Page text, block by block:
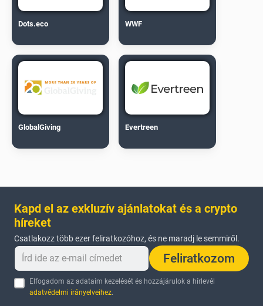
Dots.eco WWF
GlobalGiving Evertreen
Kapd el az exkluzív ajánlatokat és a crypto
híreket
Csatlakozz több ezer feliratkozóhoz, és ne maradj le semmiről.
Feliratkozom
Elfogadom az adataim kezelését és hozzájárulok a hírlevél
adatvédelmi irányelveihez.